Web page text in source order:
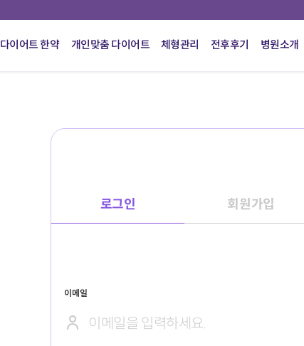
다이어트 한약 개인맞춤 다이어트 체형관리 전후후기 병원소개
로그인 회원가입
이메일